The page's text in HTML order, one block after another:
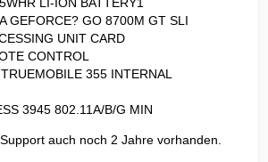
GEFORCE? GO 8700M GT SLI
UNIT CARD
CONTROL
355 INTERNAL
3945 802.11A/B/G MIN
auch noch 2 Jahre vorhanden.